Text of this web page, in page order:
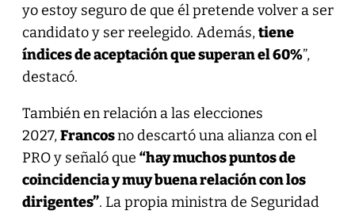
yo estoy seguro de que él pretende volver a ser
candidato y ser reelegido. Además,tiene
índices de aceptación que superan el 60%”,
destacó.
También en relación a las elecciones
2027,Francosno descartó una alianza con el
PRO y señaló que “hay muchos puntos de
coincidencia y muy buena relación con los
dirigentes”. La propia ministra de Seguridad